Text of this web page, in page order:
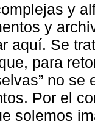
y
y
aquí. Se
para
no
Por el
solemos